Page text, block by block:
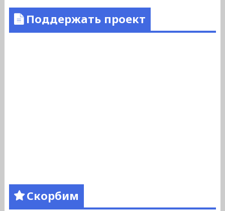
Поддержать проект
Скорбим